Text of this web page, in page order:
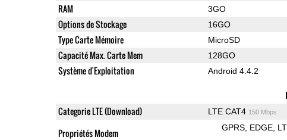
RAM 3GO
Options de Stockage 16GO
Type Carte Mémoire MicroSD
Capacité Max. Carte Mem 128GO
Système d'Exploitation Android 4.4.2
Categorie LTE (Download) LTE CAT4 150 Mbps
Propriétés Modem GPRS EDGE